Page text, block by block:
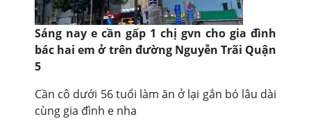
Sáng nay e cần gấp 1 chị gvn cho gia đình
bác hai em ở trên đường Nguyễn Trãi Quận
5
Cần cô dưới 56 tuổi làm ăn ở lại gắn bó lâu dài
cùng gia đình e nha